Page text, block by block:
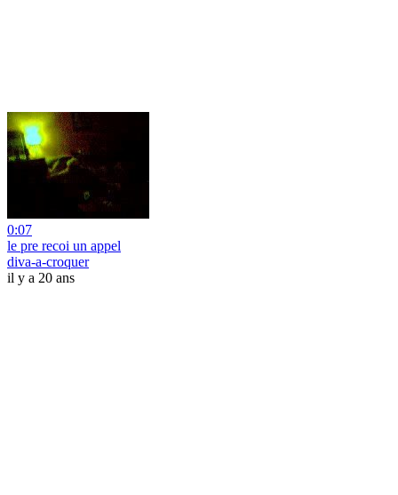
0:07
le pre recoi un appel
diva-a-croquer
il y a 20 ans